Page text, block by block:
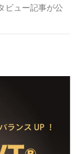
ビュー記事が公